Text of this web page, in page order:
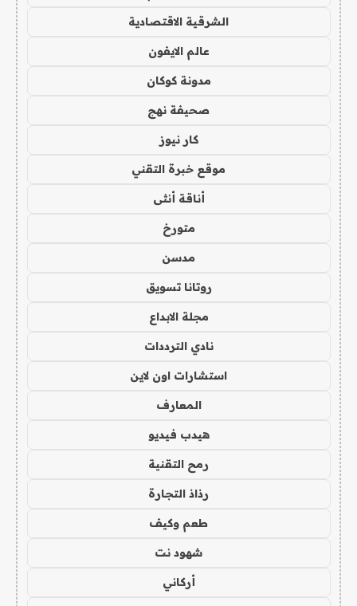
الشرقية الاقتصادية
عالم الايفون
مدونة كوكان
صحيفة نهج
كار نيوز
موقع خبرة التقني
أناقة أنثى
متورخ
مدسن
روتانا تسويق
مجلة الابداع
نادي الترددات
استشارات اون لاين
المعارف
هيدب فيديو
رمح التقنية
رذاذ التجارة
طعم وكيف
شهود نت
أركاني